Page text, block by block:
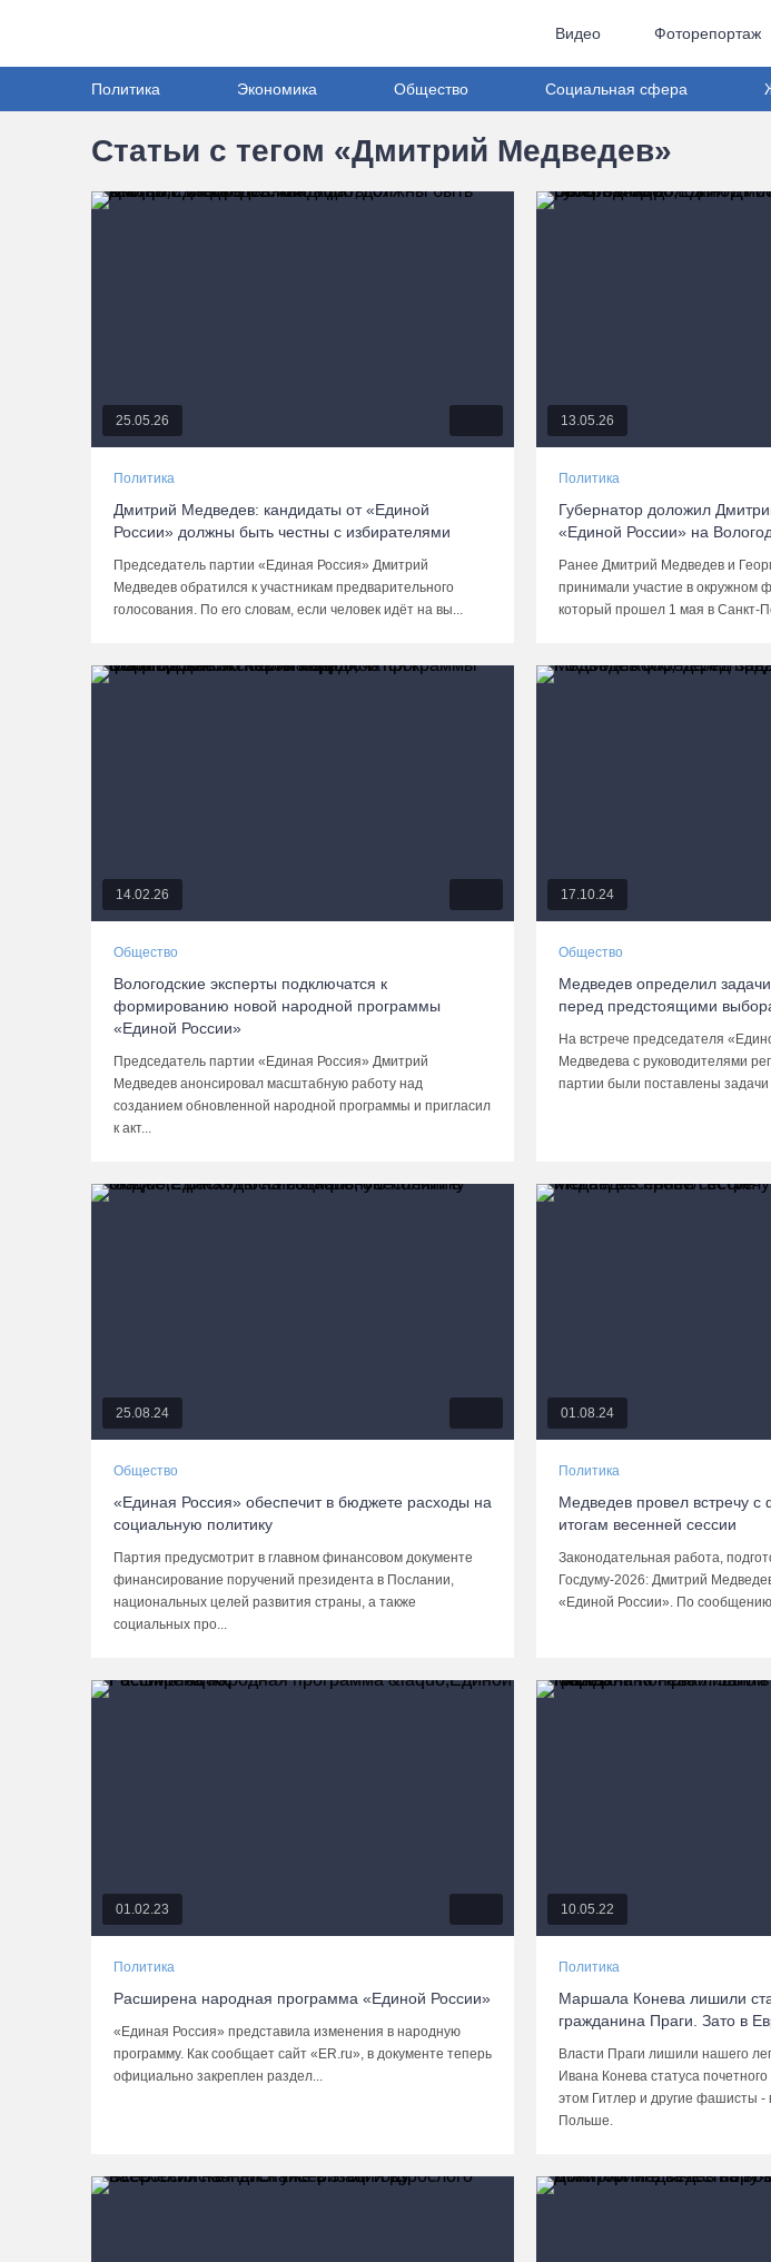
Видео Фоторепортаж
Политика Экономика Общество Социальная сфера
Статьи с тегом «Дмитрий Медведев»
25.05.26
Политика
Дмитрий Медведев: кандидаты от «Единой
России» должны быть честны с избирателями
Председатель партии «Единая Россия» Дмитрий
Медведев обратился к участникам предварительного
голосования. По его словам, если человек идёт на вы...
13.05.26
Политика
Губернатор доложил
«Единой России» на
Ранее Дмитрий Медведев и
принимали участие в окружном
который прошел 1 мая в Санкт-
14.02.26
Общество
Вологодские эксперты подключатся к
формированию новой народной программы
«Единой России»
Председатель партии «Единая Россия» Дмитрий
Медведев анонсировал масштабную работу над
созданием обновленной народной программы и пригласил
к акт...
17.10.24
Общество
Медведев определил
перед предстоящими
На встрече председателя
Медведева с руководителями
партии были поставлены задачи
25.08.24
Общество
«Единая Россия» обеспечит в бюджете расходы на
социальную политику
Партия предусмотрит в главном финансовом документе
финансирование поручений президента в Послании,
национальных целей развития страны, а также
социальных про...
01.08.24
Политика
Медведев провел встречу
итогам весенней сессии
Законодательная работа,
Госдуму-2026: Дмитрий
«Единой России». По
01.02.23
Политика
Расширена народная программа «Единой России»
«Единая Россия» представила изменения в народную
программу. Как сообщает сайт «ER.ru», в документе теперь
официально закреплен раздел...
10.05.22
Политика
Маршала Конева лишили
гражданина Праги. Зато в
Власти Праги лишили нашего
Ивана Конева статуса
этом Гитлер и другие фашисты -
Польше.